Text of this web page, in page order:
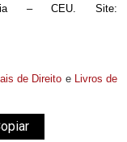
– CEU. Site:
de Direito e Livros de